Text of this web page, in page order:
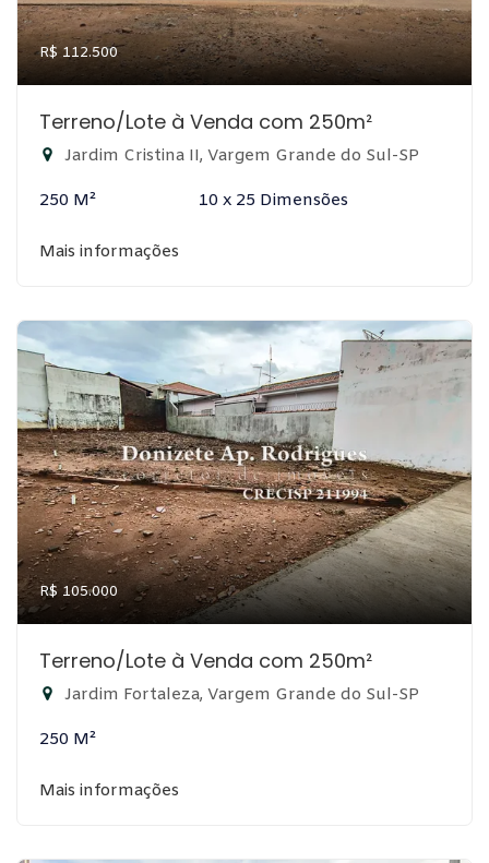
R$ 112.500
Terreno/Lote à Venda com 250m²
Jardim Cristina II, Vargem Grande do Sul-SP
250 M² 10 x 25 Dimensões
Mais informações
R$ 105.000
Terreno/Lote à Venda com 250m²
Jardim Fortaleza, Vargem Grande do Sul-SP
250 M²
Mais informações